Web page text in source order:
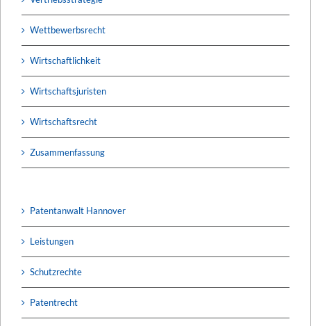
Wettbewerbsrecht
Wirtschaftlichkeit
Wirtschaftsjuristen
Wirtschaftsrecht
Zusammenfassung
Patentanwalt Hannover
Leistungen
Schutzrechte
Patentrecht